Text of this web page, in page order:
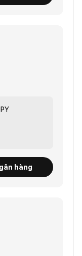
hàng